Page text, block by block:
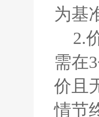
为基
2.
需在
价且
情节